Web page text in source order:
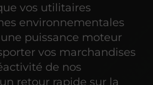
vos utilitaires
environnementales
puissance moteur
vos marchandises
de nos
retour rapide sur la